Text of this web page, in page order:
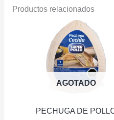
Productos relacionados
AGOTADO
PECHUGA DE